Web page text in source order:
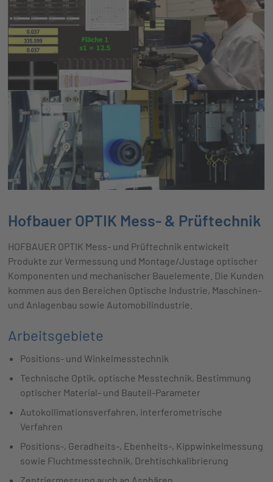
Hofbauer OPTIK Mess- & Prüftechnik
HOFBAUER OPTIK Mess- und Prüftechnik entwickelt
Produkte zur Vermessung und Montage/Justage optischer
Komponenten und mechanischer Bauelemente. Die Kunden
kommen aus den Bereichen Optische Industrie, Maschinen-
und Anlagenbau sowie Automobilindustrie.
Arbeitsgebiete
Positions- und Winkelmesstechnik
Technische Optik, optische Messtechnik, Bestimmung
optischer Material- und Bauteil-Parameter
Autokollimationsverfahren, interferometrische
Verfahren
Positions-, Geradheits-, Ebenheits-, Kippwinkelmessung
sowie Fluchtmesstechnik, Drehtischkalibrierung